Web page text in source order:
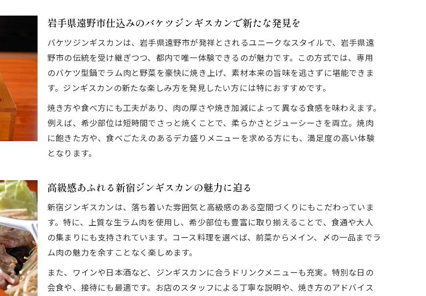
や飲み会で選ばれるジンギスカンの理由
ジンギスカンが宴会や飲み会で人気の秘密
コースや食べ放題で楽しむ新宿ジンギスカン体験
上司や友人も満足の新宿高級ジンギスカン活用例
ラム肉で健康志向の宴会を実現する方法
飲み会幹事が選ぶ新宿ジンギスカン店のポイント
岩手県遠野市仕込みのバケツジンギスカンで新たな発見を
バケツジンギスカンは、岩手県遠野市が発祥とされるユニークなスタイルで、岩手県遠
野市の伝統を受け継ぎつつ、都内で唯一体験できるのが魅力です。この方式では、専用
のバケツ型鍋でラム肉と野菜を豪快に焼き上げ、素材本来の旨味を逃さずに堪能できま
す。ジンギスカンの新たな楽しみ方を発見したい方には特におすすめです。
焼き方や食べ方にも工夫があり、肉の厚さや焼き加減によって異なる食感を味わえます。
例えば、希少部位は短時間でさっと焼くことで、柔らかさとジューシーさを両立。焼肉
に飽きた方や、食べごたえのあるデカ盛りメニューを求める方にも、満足度の高い体験
となります。
高級感あふれる新宿ジンギスカンの魅力に迫る
新宿ジンギスカンは、落ち着いた雰囲気と高級感のある空間づくりにもこだわっていま
す。特に、上質な生ラム肉を使用し、希少部位も豊富に取り揃えることで、食通や大人
の集まりにも支持されています。コース料理を選べば、前菜からメイン、〆の一品までラ
ム肉の魅力を余すことなく楽しめます。
また、ワインや日本酒など、ジンギスカンに合うドリンクメニューも充実。特別な日の
会食や、接待にも最適です。お店のスタッフによる丁寧な説明や、焼き方のアドバイス